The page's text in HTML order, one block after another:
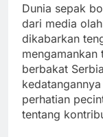
Dunia sepak
dari media
dikabarkan
mengamankan
berbakat
perhatian
tentang